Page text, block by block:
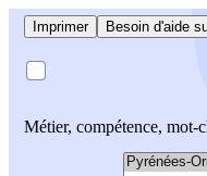
Imprimer Besoin d'aide
Métier, compétence, mot-